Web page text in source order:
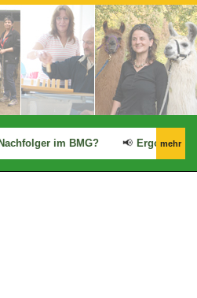
im BMG? 📢 Ergo: mehr